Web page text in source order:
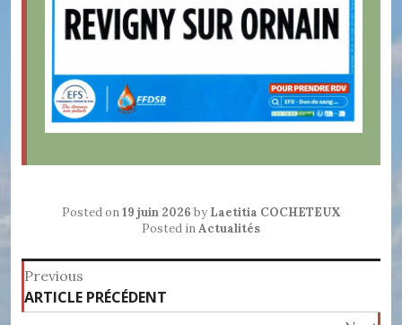
Posted on19 juin 2026 by Laetitia COCHETEUX
Posted inActualités
Navigation
de
Previous
Previous
post:
ARTICLE PRÉCÉDENT